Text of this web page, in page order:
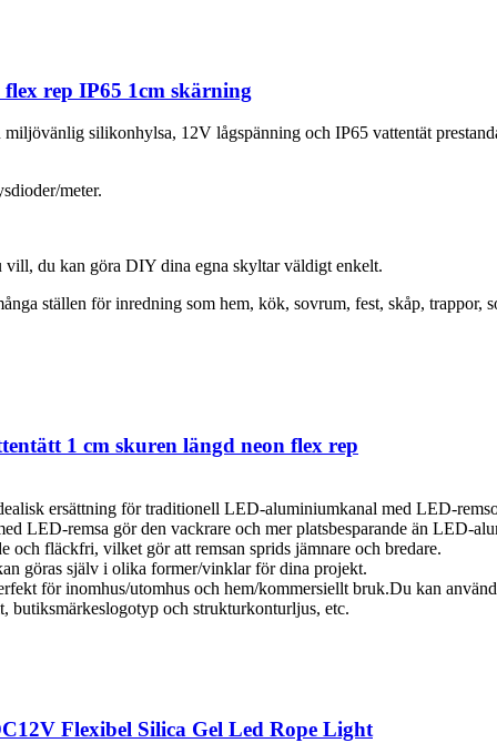
rep IP65 1cm skärning
silikonhylsa, 12V lågspänning och IP65 vattentät
meter.
vill, du kan göra DIY dina egna skyltar väldigt enkelt.
ställen för inredning som hem, kök, sovrum, fest, skåp, trappor,
1 cm skuren längd neon flex rep
ersättning för traditionell LED-aluminiumkanal med LED-
LED-remsa gör den vackrare och mer platsbesparande än LED-
och fläckfri, vilket gör att remsan sprids jämnare och bredare.
göras själv i olika former/vinklar för dina projekt.
för inomhus/utomhus och hem/kommersiellt bruk.Du kan
butiksmärkeslogotyp och strukturkonturljus, etc.
Flexibel Silica Gel Led Rope Light